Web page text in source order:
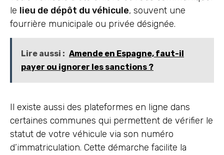
le lieu de dépôt du véhicule, souvent une
fourrière municipale ou privée désignée.
Lire aussi : Amende en Espagne, faut-il
payer ou ignorer les sanctions ?
Il existe aussi des plateformes en ligne dans
certaines communes qui permettent de vérifier le
statut de votre véhicule via son numéro
d’immatriculation. Cette démarche facilite la